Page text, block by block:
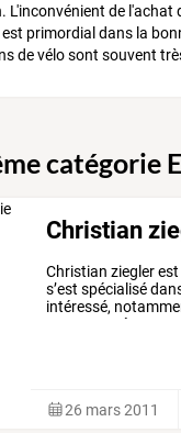
L'inconvénient de
primordial dans la
de vélo sont souvent
catégorie
Christian
Christian zieglerest
s’est spécialisé
intéressé,
exposées
26 mars 2011